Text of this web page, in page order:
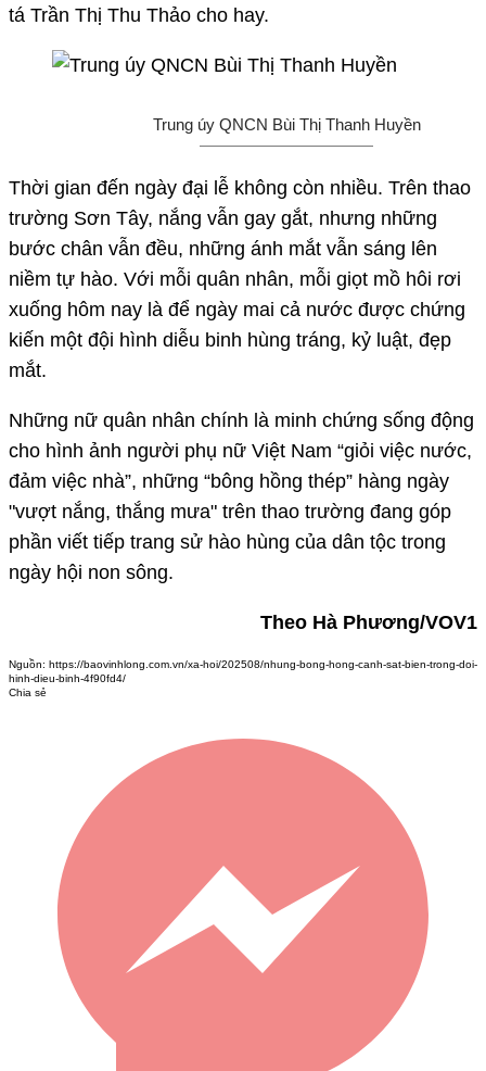
tá Trần Thị Thu Thảo cho hay.
Trung úy QNCN Bùi Thị Thanh Huyền
Thời gian đến ngày đại lễ không còn nhiều. Trên thao
trường Sơn Tây, nắng vẫn gay gắt, nhưng những
bước chân vẫn đều, những ánh mắt vẫn sáng lên
niềm tự hào. Với mỗi quân nhân, mỗi giọt mồ hôi rơi
xuống hôm nay là để ngày mai cả nước được chứng
kiến một đội hình diễu binh hùng tráng, kỷ luật, đẹp
mắt.
Những nữ quân nhân chính là minh chứng sống động
cho hình ảnh người phụ nữ Việt Nam “giỏi việc nước,
đảm việc nhà”, những “bông hồng thép” hàng ngày
"vượt nắng, thắng mưa" trên thao trường đang góp
phần viết tiếp trang sử hào hùng của dân tộc trong
ngày hội non sông.
Theo Hà Phương/VOV1
Nguồn: https://baovinhlong.com.vn/xa-hoi/202508/nhung-bong-hong-canh-sat-bien-trong-doi-
hinh-dieu-binh-4f90fd4/
Chia sẻ